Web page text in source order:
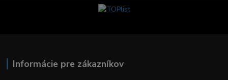
Informácie pre zákazníkov